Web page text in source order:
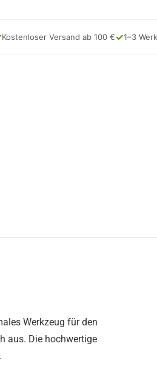
Kostenloser Versand ab 100 €✓1–3
Werkzeug für den
aus. Die hochwertige